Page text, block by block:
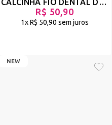
CALCINHA FIO DENTAL DE LUXO EM ANIMAL PRINT E REGULAGEM - BELLES - PRETO - REF 2882
R$ 50,90
1xR$ 50,90 sem juros
NEW